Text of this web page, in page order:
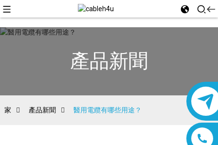
產品新聞
家 產品新聞 醫用電纜有哪些用途？